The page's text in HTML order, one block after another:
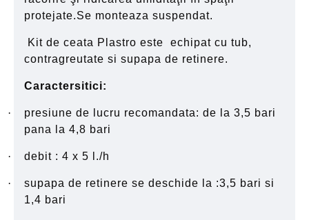
protejate.Se monteaza suspendat.
Kit de ceata Plastro este echipat cu tub,
contragreutate si supapa de retinere.
Caractersitici:
·
presiune de lucru recomandata: de la 3,5 bari
pana la 4,8 bari
· debit : 4 x 5 l./h
·
supapa de retinere se deschide la :3,5 bari si
1,4 bari